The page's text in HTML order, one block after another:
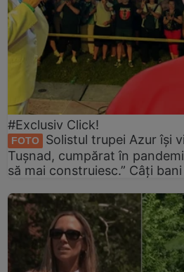
#Exclusiv Click!
FOTO
Solistul trupei Azur își
Tușnad, cumpărat în
să mai construiesc.” Câți